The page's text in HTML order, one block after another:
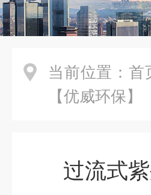
当前位置： 首
【优威环保】
过流式